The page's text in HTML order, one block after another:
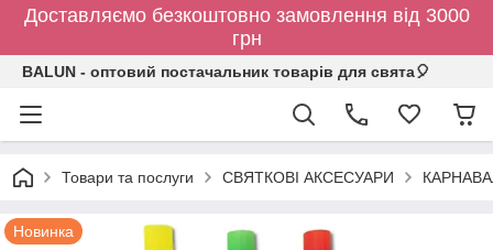
Доставляємо безкоштовно замовлення від 3000
грн
BALUN - оптовий постачальник товарів для свята🎈
Товари та послуги СВЯТКОВІ АКСЕСУАРИ
Новинка